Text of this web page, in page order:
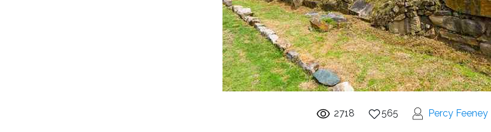
2718 565 Percy Feeney